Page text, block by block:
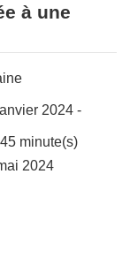
à une
2024 -
minute(s)
2024